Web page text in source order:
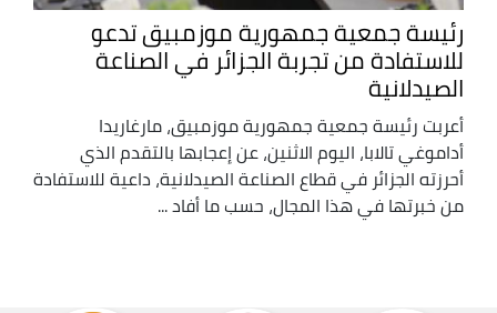
رئيسة جمعية جمهورية موزمبيق تدعو
للاستفادة من تجربة الجزائر في الصناعة
الصيدلانية
أعربت رئيسة جمعية جمهورية موزمبيق، مارغاريدا
أداموغي تالابا، اليوم الاثنين، عن إعجابها بالتقدم الذي
أحرزته الجزائر في قطاع الصناعة الصيدلانية، داعية للاستفادة
من خبرتها في هذا المجال، حسب ما أفاد ...